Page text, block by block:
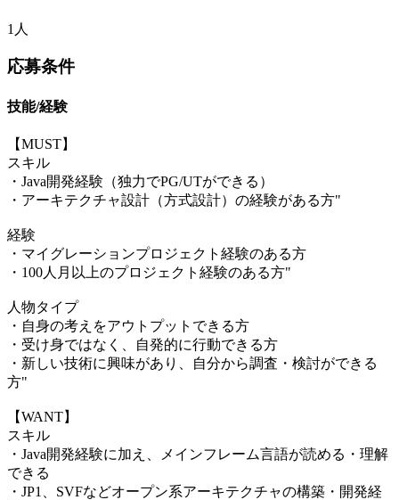
1人
応募条件
技能/経験
【MUST】
スキル
・Java開発経験（独力でPG/UTができる）
・アーキテクチャ設計（方式設計）の経験がある方"
経験
・マイグレーションプロジェクト経験のある方
・100人月以上のプロジェクト経験のある方"
人物タイプ
・自身の考えをアウトプットできる方
・受け身ではなく、自発的に行動できる方
・新しい技術に興味があり、自分から調査・検討ができる
方"
【WANT】
スキル
・Java開発経験に加え、メインフレーム言語が読める・理解
できる
・JP1、SVFなどオープン系アーキテクチャの構築・開発経